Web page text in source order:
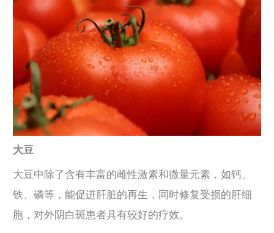
大豆
大豆中除了含有丰富的雌性激素和微量元素，如钙、
铁、磷等，能促进肝脏的再生，同时修复受损的肝细
胞，对外阴白斑患者具有较好的疗效。